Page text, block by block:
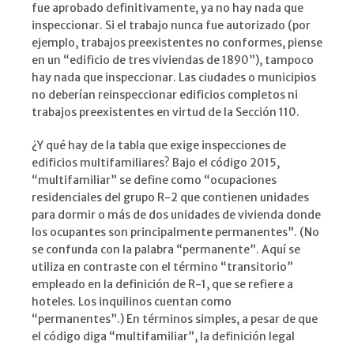
fue aprobado definitivamente, ya no hay nada que
inspeccionar. Si el trabajo nunca fue autorizado (por
ejemplo, trabajos preexistentes no conformes, piense
en un “edificio de tres viviendas de 1890”), tampoco
hay nada que inspeccionar. Las ciudades o municipios
no deberían reinspeccionar edificios completos ni
trabajos preexistentes en virtud de la Sección 110.
¿Y qué hay de la tabla que exige inspecciones de
edificios multifamiliares? Bajo el código 2015,
“multifamiliar” se define como “ocupaciones
residenciales del grupo R-2 que contienen unidades
para dormir o más de dos unidades de vivienda donde
los ocupantes son principalmente permanentes”. (No
se confunda con la palabra “permanente”. Aquí se
utiliza en contraste con el término “transitorio”
empleado en la definición de R-1, que se refiere a
hoteles. Los inquilinos cuentan como
“permanentes”.) En términos simples, a pesar de que
el código diga “multifamiliar”, la definición legal